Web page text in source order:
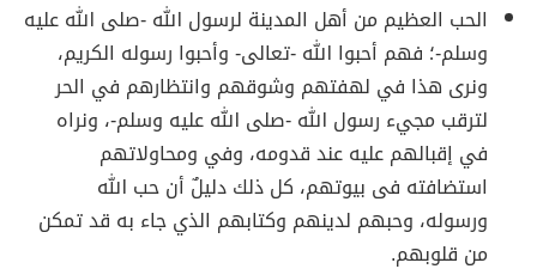
الحب العظيم من أهل المدينة لرسول الله -صلى الله عليه
وسلم-؛ فهم أحبوا الله -تعالى- وأحبوا رسوله الكريم،
ونرى هذا في لهفتهم وشوقهم وانتظارهم في الحر
لترقب مجيء رسول الله -صلى الله عليه وسلم-، ونراه
في إقبالهم عليه عند قدومه، وفي ومحاولاتهم
استضافته فى بيوتهم، كل ذلك دليلٌ أن حب الله
ورسوله، وحبهم لدينهم وكتابهم الذي جاء به قد تمكن
من قلوبهم.